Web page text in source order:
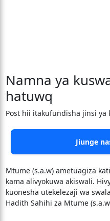
Namna ya
hatuwq
Post hii itakufundisha jinsi ya
Jiunge
Mtume (s.a.w) ametuagiza
kama alivyokuwa akiswali.
kuonesha utekelezaji wa
Hadith Sahihi za Mtume